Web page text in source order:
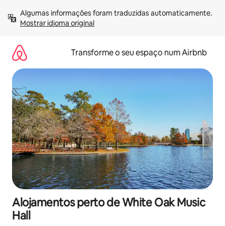
para
Mostrar idioma original
Transforme o seu espaço num Airbnb
Alojamentos perto de White Oak Music
Hall